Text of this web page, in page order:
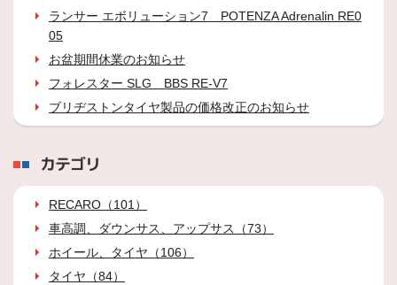
ランサー エボリューション7 POTENZA Adrenalin RE0
05
お盆期間休業のお知らせ
フォレスター SLG BBS RE-V7
ブリヂストンタイヤ製品の価格改正のお知らせ
カテゴリ
RECARO（101）
車高調、ダウンサス、アップサス（73）
ホイール、タイヤ（106）
タイヤ（84）